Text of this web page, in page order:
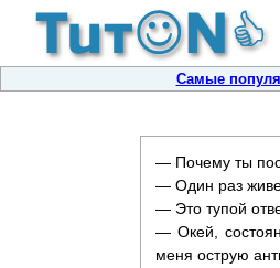
Самые
— Почему ты
— Один раз
— Это тупой
— Окей,
меня острую